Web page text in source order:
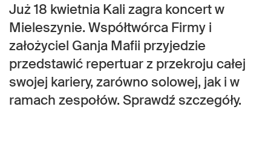
Już 18 kwietnia Kali zagra koncert w
Mieleszynie. Współtwórca Firmy i
założyciel Ganja Mafii przyjedzie
przedstawić repertuar z przekroju całej
swojej kariery, zarówno solowej, jak i w
ramach zespołów. Sprawdź szczegóły.